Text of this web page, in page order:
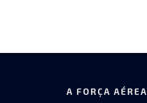
A FORÇA AÉREA